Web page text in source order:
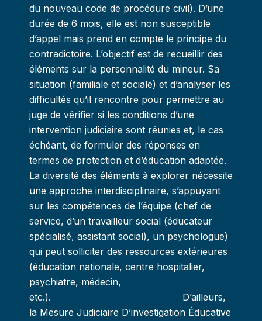
du nouveau code de procédure civil). D’une
durée de 6 mois, elle est non susceptible
d’appel mais prend en compte le principe du
contradictoire. L’objectif est de recueillir des
éléments sur la personnalité du mineur. Sa
situation (familiale et sociale) et d’analyser les
difficultés qu’il rencontre pour permettre au
juge de vérifier si les conditions d’une
intervention judiciaire sont réunies et, le cas
échéant, de formuler des réponses en
termes de protection et d’éducation adaptée.
La diversité des éléments à explorer nécessite
une approche interdisciplinaire, s’appuyant
sur les compétences de l’équipe (chef de
service, d’un travailleur social (éducateur
spécialisé, assistant social), un psychologue)
qui peut solliciter des ressources extérieures
(éducation nationale, centre hospitalier,
psychiatre, médecin,
etc.). D’ailleurs,
la Mesure Judiciaire D’investigation Éducative